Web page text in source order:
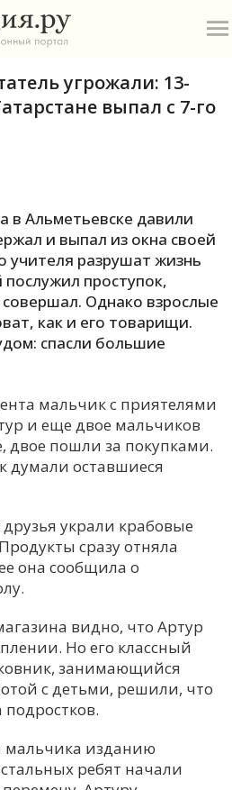
П
С
Т
Х
Я
угрожали: 13-
выпал с 7-го
в Альметьевске давили
и выпал из окна своей
учителя разрушат жизнь
проступок,
Однако взрослые
как и его товарищи.
спасли большие
мальчик с приятелями
и еще двое мальчиков
двое пошли за покупками.
думали оставшиеся
украли крабовые
сразу отняла
она сообщила о
видно, что Артур
Но его классный
занимающийся
с детьми, решили, что
подростков.
мальчика изданию
ребят начали